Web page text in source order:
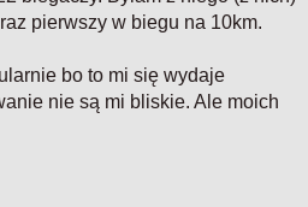
pierwszy w biegu na 10km.
bo to mi się wydaje
nie są mi bliskie. Ale moich